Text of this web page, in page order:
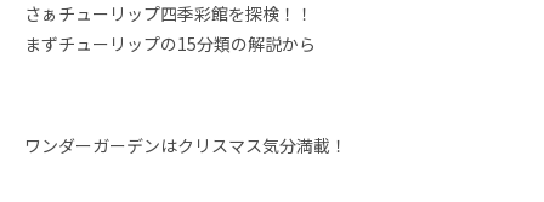
さぁチューリップ四季彩館を探検！！
まずチューリップの15分類の解説から
ワンダーガーデンはクリスマス気分満載！